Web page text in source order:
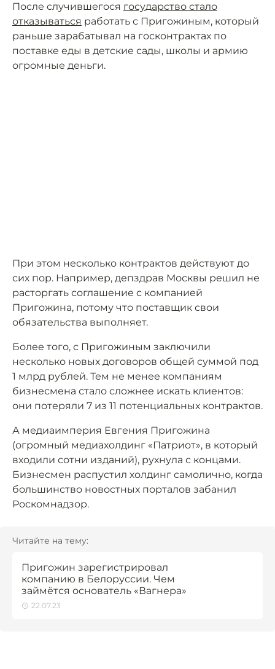
После случившегося государство стало
отказываться работать с Пригожиным, который
раньше зарабатывал на госконтрактах по
поставке еды в детские сады, школы и армию
огромные деньги.
При этом несколько контрактов действуют до
сих пор. Например, депздрав Москвы решил не
расторгать соглашение с компанией
Пригожина, потому что поставщик свои
обязательства выполняет.
Более того, с Пригожиным заключили
несколько новых договоров общей суммой под
1 млрд рублей. Тем не менее компаниям
бизнесмена стало сложнее искать клиентов:
они потеряли 7 из 11 потенциальных контрактов.
А медиаимперия Евгения Пригожина
(огромный медиахолдинг «Патриот», в который
входили сотни изданий), рухнула с концами.
Бизнесмен распустил холдинг самолично, когда
большинство новостных порталов забанил
Роскомнадзор.
Читайте на тему:
Пригожин зарегистрировал
компанию в Белоруссии. Чем
займётся основатель «Вагнера»
22.07.23